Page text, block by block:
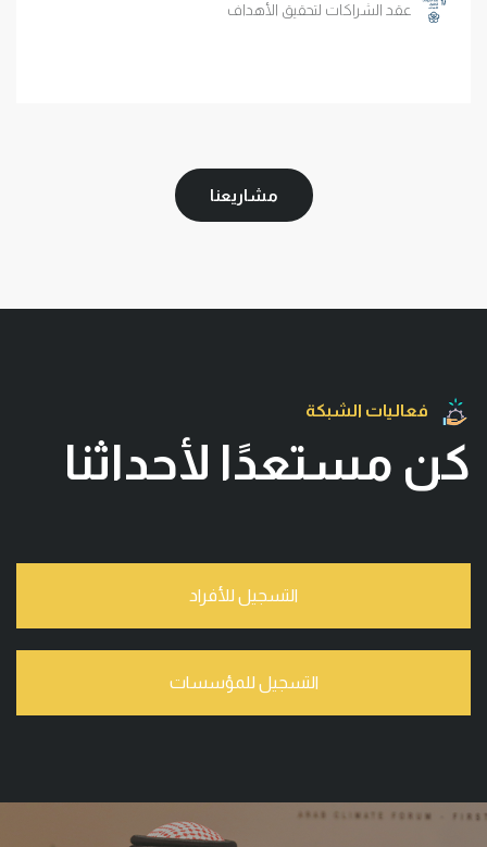
عقد الشراكات لتحقيق الأهداف
مشاريعنا
فعاليات الشبكة
كن مستعدًا لأحداثنا
التسجيل للأفراد
التسجيل للمؤسسات